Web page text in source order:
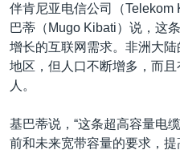
伴肯尼亚电信公司（Telekom
巴蒂（Mugo Kibati）说，这
增长的互联网需求。非洲大
地区，但人口不断增多，而
人。
基巴蒂说，“这条超高容量电
前和未来宽带容量的要求，